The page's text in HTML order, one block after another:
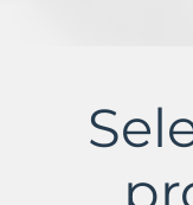
Murbalands